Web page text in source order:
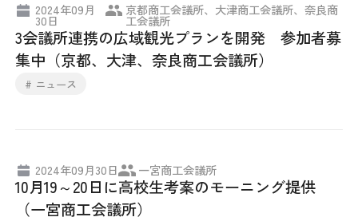
2024年09月
30日
京都商工会議所、大津商工会議所、奈良商
工会議所
3会議所連携の広域観光プランを開発 参加者募
集中（京都、大津、奈良商工会議所）
# ニュース
2024年09月30日 一宮商工会議所
10月19～20日に高校生考案のモーニング提供
（一宮商工会議所）